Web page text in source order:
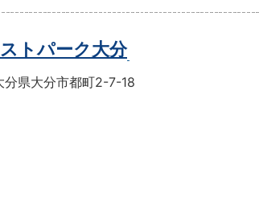
トパーク大分
分県大分市都町2-7-18